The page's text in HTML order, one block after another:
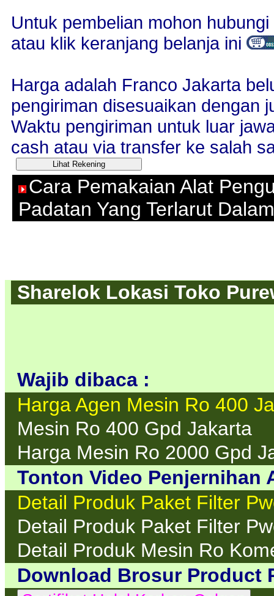
Untuk pembelian mohon
atau klik keranjang belanja ini
Harga adalah Franco Jakarta
pengiriman disesuaikan dengan
Waktu pengiriman untuk luar
cash atau via transfer ke salah
Cara Pemakaian Alat
Padatan Yang Terlarut
Sharelok Lokasi Toko
Wajib dibaca :
Harga Agen Mesin Ro 400
Mesin Ro 400 Gpd Jakarta
Harga Mesin Ro 2000 Gpd
Tonton Video Penjernihan
Detail Produk Paket Filter
Detail Produk Paket Filter
Detail Produk Mesin Ro
Download Brosur Product